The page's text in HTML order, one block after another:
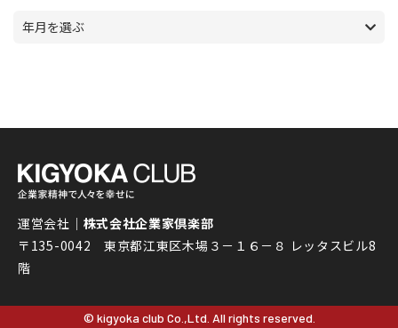
年月を選ぶ
運営会社｜ 株式会社企業家倶楽部
〒135-0042 東京都江東区木場３－１６－８ レッタスビル8
階
© kigyoka club Co.,Ltd. All rights reserved.